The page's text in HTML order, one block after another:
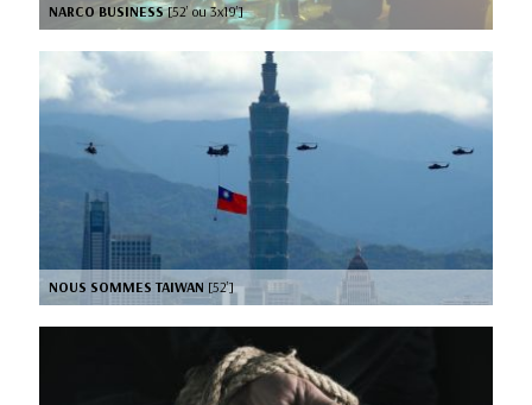
NARCO BUSINESS[52’ ou 3x19’]
NOUS SOMMES TAIWAN [52’]